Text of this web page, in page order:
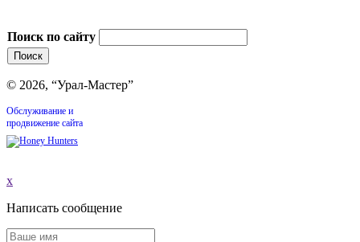
Поиск по сайту
© 2026, “Урал-Мастер”
Обслуживание и
продвижение сайта
x
Написать сообщение